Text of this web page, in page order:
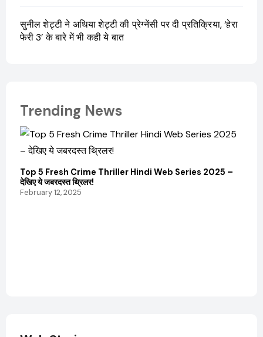
सुनील शेट्टी ने अथिया शेट्टी की प्रेग्नेंसी पर दी प्रतिक्रिया, ‘हेरा
फेरी 3’ के बारे में भी कही ये बात
Trending News
Top 5 Fresh Crime Thriller Hindi Web Series 2025 –
देखिए ये जबरदस्त थ्रिलर!
February 12, 2025